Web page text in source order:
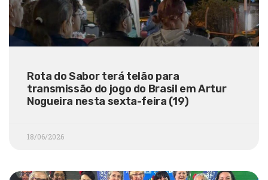
Rota do Sabor terá telão para
transmissão do jogo do Brasil em Artur
Nogueira nesta sexta-feira (19)
18/06/2026